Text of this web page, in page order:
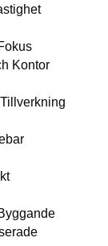
Kontor